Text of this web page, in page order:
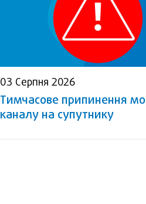
03 Серпня 2026
Тимчасове припинення
каналу на супутнику